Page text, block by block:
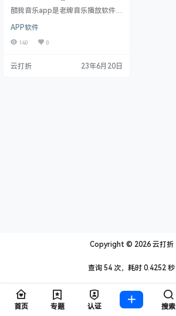
告破解豪华VIP版
酷我音乐app是老牌音乐播放软件,
蛇音效,AI智能音效,听歌识曲,KTV点
歌等功能.酷我音乐手机版,无损音质
放. 特点描述 10.0 全新改版，支持
APP软件
140 0
云打折 23年6月20日
Copyright © 2026云打折
查询 54 次，耗时 0.4252 秒
首页 专题 认证 搜索